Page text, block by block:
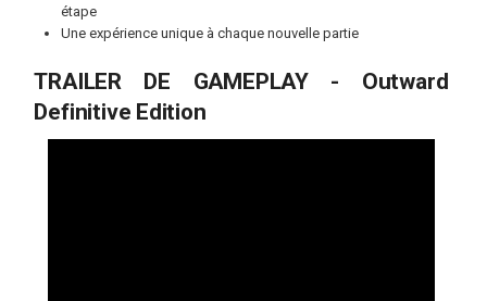
étape
Une expérience unique à chaque nouvelle partie
TRAILER DE GAMEPLAY - Outward
Definitive Edition